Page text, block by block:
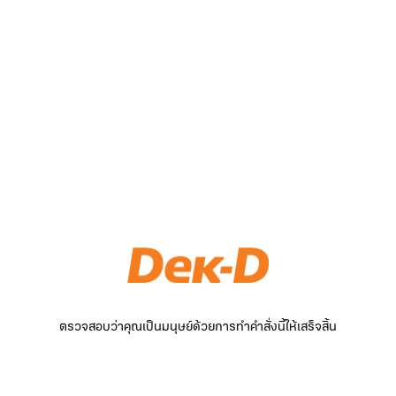
ตรวจสอบว่าคุณเป็นมนุษย์ด้วยการทำคำสั่งนี้ให้เสร็จสิ้น